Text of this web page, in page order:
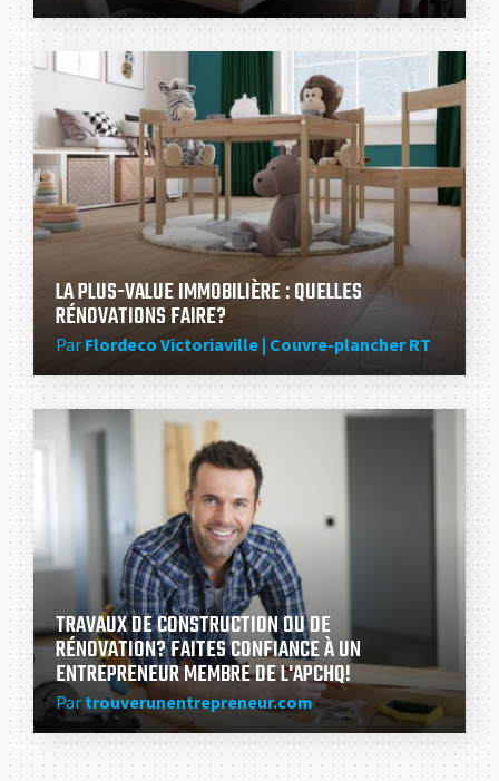
LA PLUS-VALUE IMMOBILIÈRE : QUELLES
RÉNOVATIONS FAIRE?
Par Flordeco Victoriaville | Couvre-plancher RT
TRAVAUX DE CONSTRUCTION OU DE
RÉNOVATION? FAITES CONFIANCE À UN
ENTREPRENEUR MEMBRE DE L'APCHQ!
Par trouverunentrepreneur.com